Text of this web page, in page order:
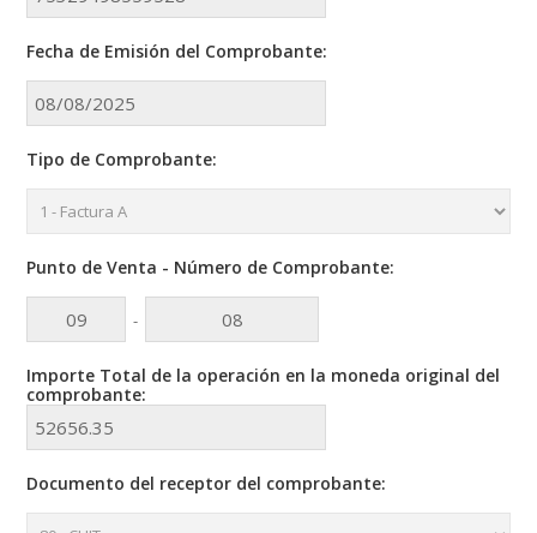
Fecha de Emisión del Comprobante:
Tipo de Comprobante:
Punto de Venta - Número de Comprobante:
-
Importe Total de la operación en la moneda original del
comprobante:
Documento del receptor del comprobante: